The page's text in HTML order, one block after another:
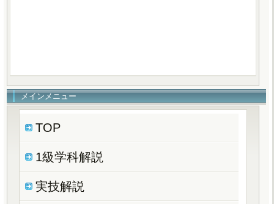
メインメニュー
TOP
1級学科解説
実技解説